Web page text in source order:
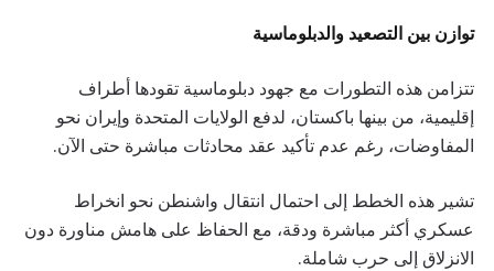
توازن بين التصعيد والدبلوماسية
تتزامن هذه التطورات مع جهود دبلوماسية تقودها أطراف
إقليمية، من بينها باكستان، لدفع الولايات المتحدة وإيران نحو
المفاوضات، رغم عدم تأكيد عقد محادثات مباشرة حتى الآن.
تشير هذه الخطط إلى احتمال انتقال واشنطن نحو انخراط
عسكري أكثر مباشرة ودقة، مع الحفاظ على هامش مناورة دون
الانزلاق إلى حرب شاملة.